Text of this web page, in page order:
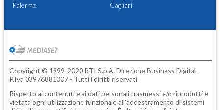
Palermo Cagliari
Copyright © 1999-2020 RTI S.p.A. Direzione Business Digital -
P.Iva 03976881007 - Tutti i diritti riservati.
Rispetto ai contenuti e ai dati personali trasmessi e/o riprodotti è
vietata ogni utilizzazione funzionale all'addestramento di sistemi